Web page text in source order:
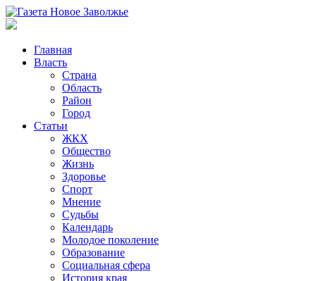
Главная
Власть
Страна
Область
Район
Город
Статьи
ЖКХ
Общество
Жизнь
Здоровье
Спорт
Мнение
Судьбы
Календарь
Молодое поколение
Образование
Социальная сфера
История края